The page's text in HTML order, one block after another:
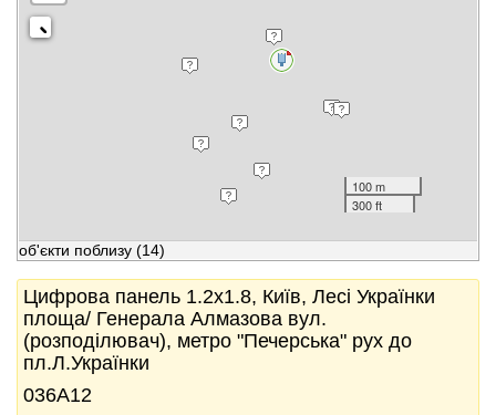
100 m
300 ft
об'єкти поблизу (14)
Цифрова панель 1.2x1.8, Київ, Лесі Українки
площа/ Генерала Алмазова вул.
(розподілювач), метро "Печерська" рух до
пл.Л.Українки
036А12